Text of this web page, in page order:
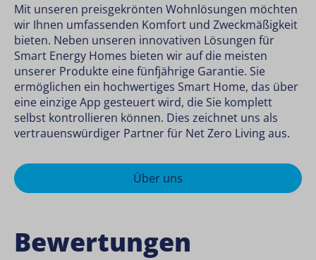
Mit unseren preisgekrönten Wohnlösungen möchten
wir Ihnen umfassenden Komfort und Zweckmäßigkeit
bieten. Neben unseren innovativen Lösungen für
Smart Energy Homes bieten wir auf die meisten
unserer Produkte eine fünfjährige Garantie. Sie
ermöglichen ein hochwertiges Smart Home, das über
eine einzige App gesteuert wird, die Sie komplett
selbst kontrollieren können. Dies zeichnet uns als
vertrauenswürdiger Partner für Net Zero Living aus.
Über uns
Bewertungen